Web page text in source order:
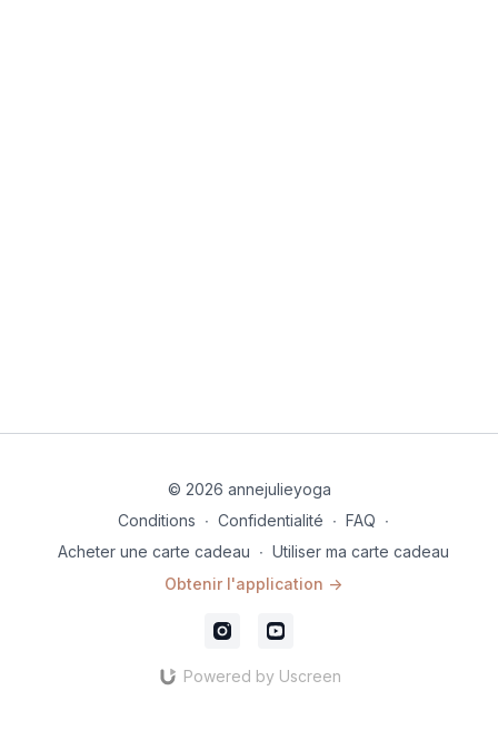
© 2026 annejulieyoga
Conditions ∙ Confidentialité ∙ FAQ ∙
Acheter une carte cadeau ∙ Utiliser ma carte cadeau
Obtenir l'application ->
Powered by Uscreen